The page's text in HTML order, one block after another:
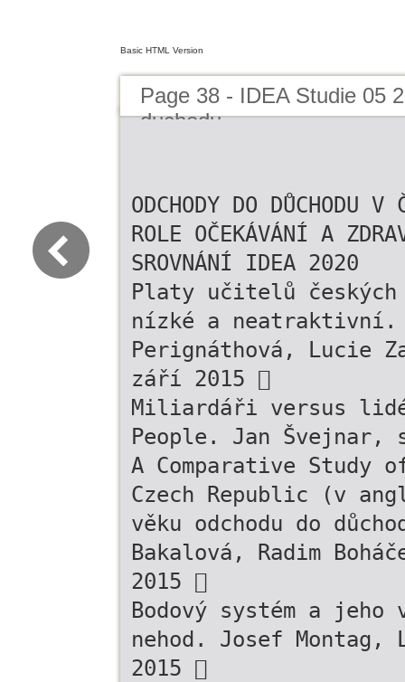
Basic HTML Version
Page 38 - IDEA Studie 05
duchodu
ODCHODY DO DŮCHODU V
ROLE OČEKÁVÁNÍ A
SROVNÁNÍ IDEA 2020
Platy učitelů
nízké a neatraktivní.
Perignáthová, Lucie
září 2015 
Miliardáři versus
People. Jan Švejnar,
A Comparative Study
Czech Republic (v
věku odchodu do
Bakalová, Radim
2015 
Bodový systém a
nehod. Josef
2015 